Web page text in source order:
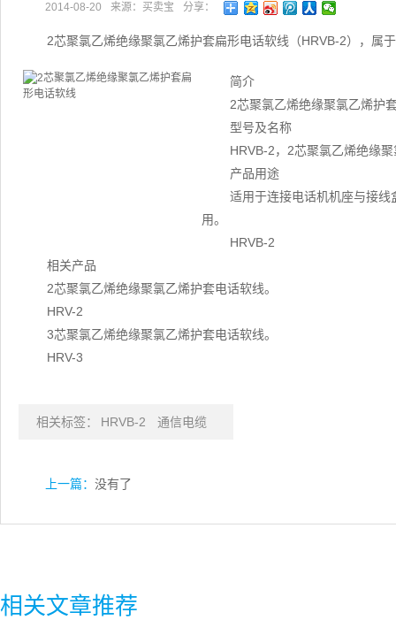
2014-08-20 来源：买卖宝 分享：
2芯聚氯乙烯绝缘聚氯乙烯护套扁形电话软线（HRVB-2），属
简介
2芯聚氯乙烯绝缘聚氯乙烯护
型号及名称
HRVB-2，2芯聚氯乙烯绝缘
产品用途
适用于连接电话机机座与接
用。
HRVB-2
相关产品
2芯聚氯乙烯绝缘聚氯乙烯护套电话软线。
HRV-2
3芯聚氯乙烯绝缘聚氯乙烯护套电话软线。
HRV-3
相关标签： HRVB-2 通信电缆
上一篇： 没有了
相关文章推荐